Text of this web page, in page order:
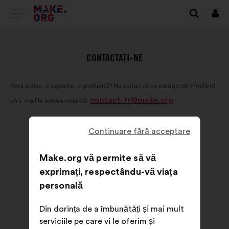
DIRECȚIONARE
A
MAKE.ORG
CONTACTAȚI-NE
Aveți o idee, o sugestie, o problemă? Nu ezitați să ne contactați trimițând
un e-mail la adresa noastră: contact-fr@make.org
Continuare fără acceptare
Make.org vă permite să vă
exprimați, respectându-vă viața
personală
Din dorința de a îmbunătăți și mai mult
serviciile pe care vi le oferim și